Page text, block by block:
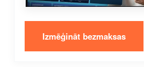
Izmēģināt bezmaksas